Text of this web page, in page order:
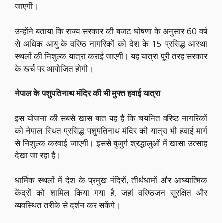
जाएगी।
उन्होंने बताया कि राज्य सरकार की बजट घोषणा के अनुसार 60 वर्ष
से अधिक आयु के वरिष्ठ नागरिकों को देश के 15 प्रसिद्ध आस्था
स्थलों की निशुल्क यात्रा कराई जाएगी। यह यात्रा पूरी तरह सरकार
के खर्च पर आयोजित होगी।
नेपाल के पशुपतिनाथ मंदिर की भी मुफ्त हवाई यात्रा
इस योजना की सबसे खास बात यह है कि चयनित वरिष्ठ नागरिकों
को नेपाल स्थित प्रसिद्ध पशुपतिनाथ मंदिर की यात्रा भी हवाई मार्ग
से निशुल्क करवाई जाएगी। इससे बुजुर्ग श्रद्धालुओं में खासा उत्साह
देखा जा रहा है।
धार्मिक स्थलों में देश के प्रमुख मंदिरों, तीर्थधामों और आध्यात्मिक
केंद्रों को शामिल किया गया है, जहां वरिष्ठजन सुरक्षित और
व्यवस्थित तरीके से दर्शन कर सकेंगे।